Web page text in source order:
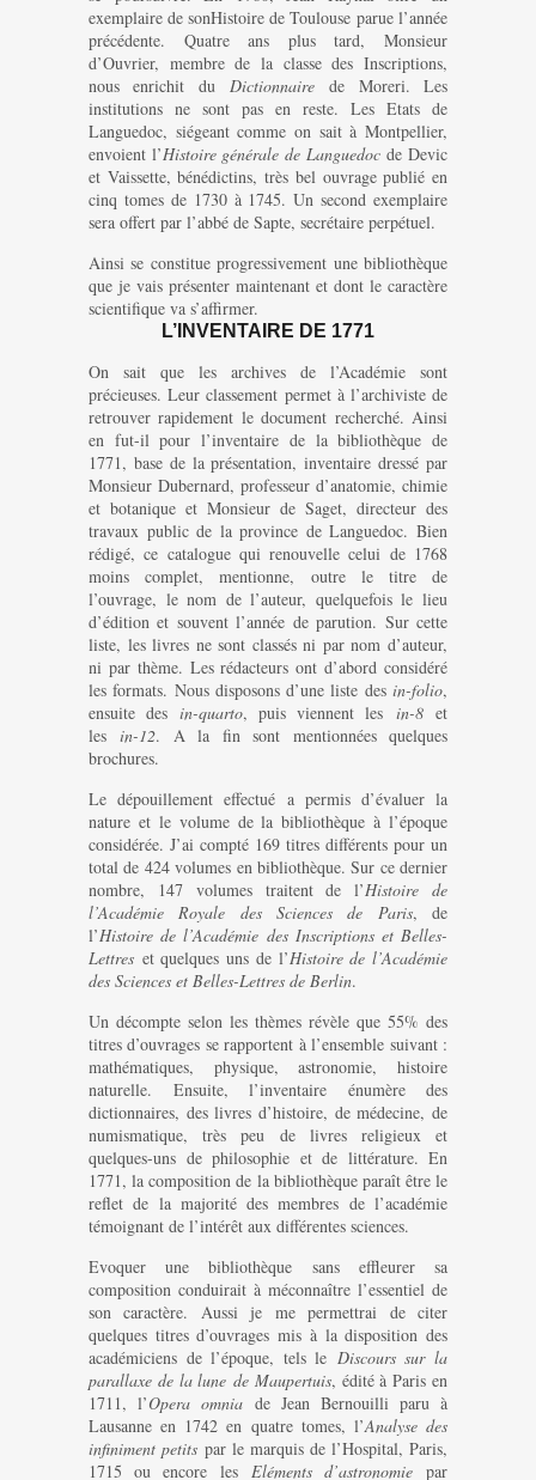
exemplaire de sonHistoire de Toulouse parue l’année
précédente. Quatre ans plus tard, Monsieur
d’Ouvrier, membre de la classe des Inscriptions,
nous enrichit du Dictionnaire de Moreri. Les
institutions ne sont pas en reste. Les Etats de
Languedoc, siégeant comme on sait à Montpellier,
envoient l’Histoire générale de Languedocde Devic
et Vaissette, bénédictins, très bel ouvrage publié en
cinq tomes de 1730 à 1745. Un second exemplaire
sera offert par l’abbé de Sapte, secrétaire perpétuel.
Ainsi se constitue progressivement une bibliothèque
que je vais présenter maintenant et dont le caractère
scientifique va s’affirmer.
L’INVENTAIRE DE 1771
On sait que les archives de l’Académie sont
précieuses. Leur classement permet à l’archiviste de
retrouver rapidement le document recherché. Ainsi
en fut-il pour l’inventaire de la bibliothèque de
1771, base de la présentation, inventaire dressé par
Monsieur Dubernard, professeur d’anatomie, chimie
et botanique et Monsieur de Saget, directeur des
travaux public de la province de Languedoc. Bien
rédigé, ce catalogue qui renouvelle celui de 1768
moins complet, mentionne, outre le titre de
l’ouvrage, le nom de l’auteur, quelquefois le lieu
d’édition et souvent l’année de parution. Sur cette
liste, les livres ne sont classés ni par nom d’auteur,
ni par thème. Les rédacteurs ont d’abord considéré
les formats. Nous disposons d’une liste des in-folio,
ensuite des in-quarto, puis viennent les in-8et
lesin-12. A la fin sont mentionnées quelques
brochures.
Le dépouillement effectué a permis d’évaluer la
nature et le volume de la bibliothèque à l’époque
considérée. J’ai compté 169 titres différents pour un
total de 424 volumes en bibliothèque. Sur ce dernier
nombre, 147 volumes traitent de l’Histoire de
l’Académie Royale des Sciences de Paris, de
l’Histoire de l’Académie des Inscriptions et Belles-
Lettres et quelques uns de l’Histoire de l’Académie
des Sciences et Belles-Lettres de Berlin.
Un décompte selon les thèmes révèle que 55% des
titres d’ouvrages se rapportent à l’ensemble suivant :
mathématiques, physique, astronomie, histoire
naturelle. Ensuite, l’inventaire énumère des
dictionnaires, des livres d’histoire, de médecine, de
numismatique, très peu de livres religieux et
quelques-uns de philosophie et de littérature. En
1771, la composition de la bibliothèque paraît être le
reflet de la majorité des membres de l’académie
témoignant de l’intérêt aux différentes sciences.
Evoquer une bibliothèque sans effleurer sa
composition conduirait à méconnaître l’essentiel de
son caractère. Aussi je me permettrai de citer
quelques titres d’ouvrages mis à la disposition des
académiciens de l’époque, tels le Discours sur la
parallaxe de la lune de Maupertuis, édité à Paris en
1711, l’Opera omnia de Jean Bernouilli paru à
Lausanne en 1742 en quatre tomes, l’Analyse des
infiniment petits par le marquis de l’Hospital, Paris,
1715 ou encore les Eléments d’astronomiepar